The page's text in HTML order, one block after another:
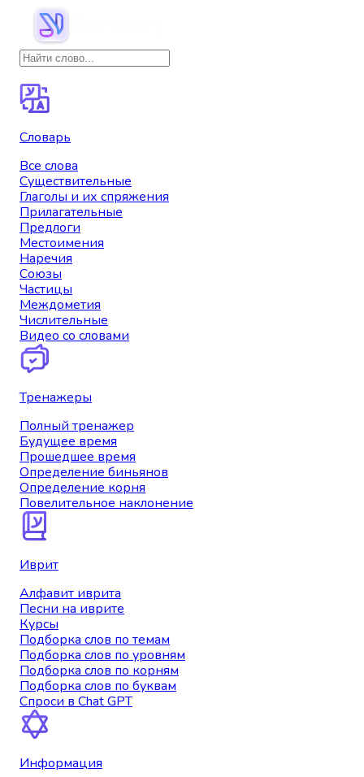
Словарь
Все слова
Существительные
Глаголы и их спряжения
Прилагательные
Предлоги
Местоимения
Наречия
Союзы
Частицы
Междометия
Числительные
Видео со словами
Тренажеры
Полный тренажер
Будущее время
Прошедшее время
Определение биньянов
Определение корня
Повелительное наклонение
Иврит
Алфавит иврита
Песни на иврите
Курсы
Подборка слов по темам
Подборка слов по уровням
Подборка слов по корням
Подборка слов по буквам
Спроси в Chat GPT
Информация